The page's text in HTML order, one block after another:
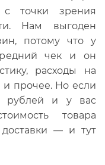
точки зрения
Нам выгоден
потому что у
чек и он
расходы на
и прочее. Но если
рублей и у вас
товара
— и тут